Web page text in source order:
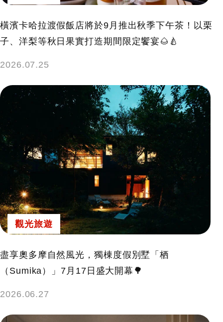
橫濱卡哈拉渡假飯店將於9月推出秋季下午茶！以栗
子、洋梨等秋日果實打造期間限定饗宴🌰🍐
2026.07.25
觀光旅遊
盡享奧多摩自然風光，獨棟度假別墅「栖
（Sumika）」7月17日盛大開幕🌳
2026.06.27